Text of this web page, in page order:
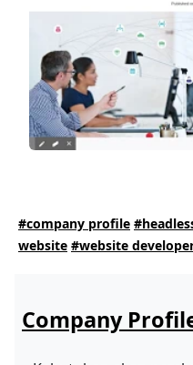
#company profile
website #website
Company